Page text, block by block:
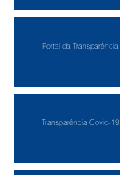
Portal da Transparência
Transparência Covid-19